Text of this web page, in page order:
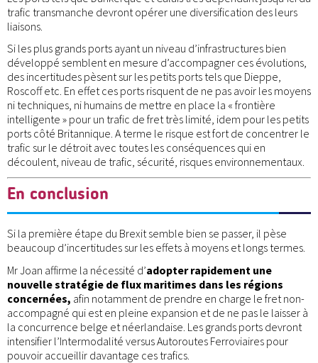
trafic transmanche devront opérer une diversification des leurs
liaisons.
Si les plus grands ports ayant un niveau d’infrastructures bien
développé semblent en mesure d’accompagner ces évolutions,
des incertitudes pèsent sur les petits ports tels que Dieppe,
Roscoff etc. En effet ces ports risquent de ne pas avoir les moyens
ni techniques, ni humains de mettre en place la « frontière
intelligente » pour un trafic de fret très limité, idem pour les petits
ports côté Britannique. A terme le risque est fort de concentrer le
trafic sur le détroit avec toutes les conséquences qui en
découlent, niveau de trafic, sécurité, risques environnementaux.
En conclusion
Si la première étape du Brexit semble bien se passer, il pèse
beaucoup d’incertitudes sur les effets à moyens et longs termes.
Mr Joan affirme la nécessité d’adopter rapidement une
nouvelle stratégie de flux maritimes dans les régions
concernées, afin notamment de prendre en charge le fret non-
accompagné qui est en pleine expansion et de ne pas le laisser à
la concurrence belge et néerlandaise. Les grands ports devront
intensifier l’Intermodalité versus Autoroutes Ferroviaires pour
pouvoir accueillir davantage ces trafics.